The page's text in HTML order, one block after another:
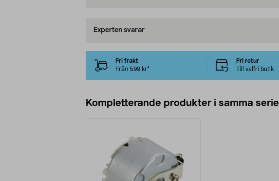
Experten svarar
Fri frakt
Från 599 kr*
Fri retur
Till valfri butik
Kompletterande produkter i samma serie